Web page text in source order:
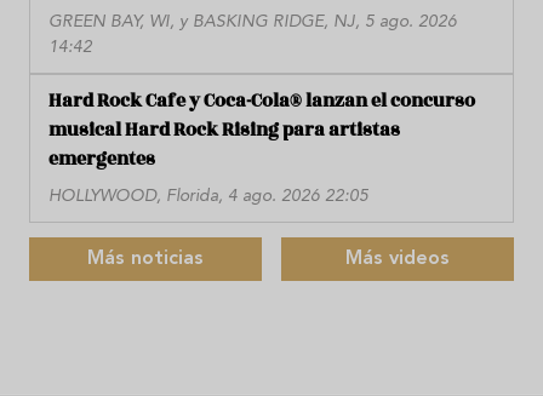
GREEN BAY, WI, y BASKING RIDGE, NJ, 5 ago. 2026
14:42
Hard Rock Cafe y Coca-Cola® lanzan el concurso
musical Hard Rock Rising para artistas
emergentes
HOLLYWOOD, Florida, 4 ago. 2026 22:05
Más noticias Más videos